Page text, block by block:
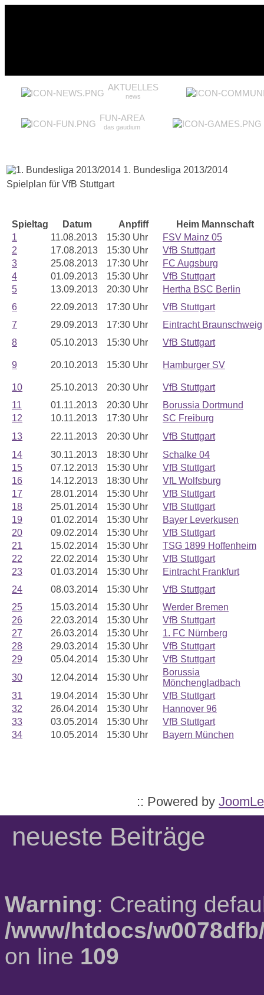
AKTUELLES
news
FUN-AREA
das gaudium
1. Bundesliga 2013/2014
Spielplan für VfB Stuttgart
Spieltag Datum Anpfiff
Heim Mannschaft
1
11.08.2013 15:30 Uhr
FSV Mainz 05
2
17.08.2013 15:30 Uhr
VfB Stuttgart
3
25.08.2013 17:30 Uhr
FC Augsburg
4
01.09.2013 15:30 Uhr
VfB Stuttgart
5
13.09.2013 20:30 Uhr
Hertha BSC Berlin
6
22.09.2013 17:30 Uhr
VfB Stuttgart
7
29.09.2013 17:30 Uhr
Eintracht Braunschweig
8
05.10.2013 15:30 Uhr VfB Stuttgart
9 20.10.2013 15:30 Uhr Hamburger SV
10 25.10.2013 20:30 Uhr
VfB Stuttgart
11
01.11.2013 20:30 Uhr
Borussia Dortmund
12
10.11.2013 17:30 Uhr
SC Freiburg
13
22.11.2013 20:30 Uhr
VfB Stuttgart
14
30.11.2013 18:30 Uhr
Schalke 04
15
07.12.2013 15:30 Uhr
VfB Stuttgart
16
14.12.2013 18:30 Uhr
VfL Wolfsburg
17
28.01.2014 15:30 Uhr
VfB Stuttgart
18
25.01.2014 15:30 Uhr
VfB Stuttgart
19
01.02.2014 15:30 Uhr
Bayer Leverkusen
20
09.02.2014 15:30 Uhr
VfB Stuttgart
21
15.02.2014 15:30 Uhr
TSG 1899 Hoffenheim
22
22.02.2014 15:30 Uhr
VfB Stuttgart
23
01.03.2014 15:30 Uhr
Eintracht Frankfurt
24
08.03.2014 15:30 Uhr
VfB Stuttgart
25
15.03.2014 15:30 Uhr
Werder Bremen
26
22.03.2014 15:30 Uhr
VfB Stuttgart
27
26.03.2014 15:30 Uhr
1. FC Nürnberg
28
29.03.2014 15:30 Uhr
VfB Stuttgart
29
05.04.2014 15:30 Uhr
VfB Stuttgart
30
12.04.2014 15:30 Uhr
Borussia
Mönchengladbach
31
19.04.2014 15:30 Uhr
VfB Stuttgart
32
26.04.2014 15:30 Uhr
Hannover 96
33
03.05.2014 15:30 Uhr
VfB Stuttgart
34
10.05.2014 15:30 Uhr Bayern München
:: Powered by
neueste Beiträge
Warning: Creating
/www/htdocs/
on line 109